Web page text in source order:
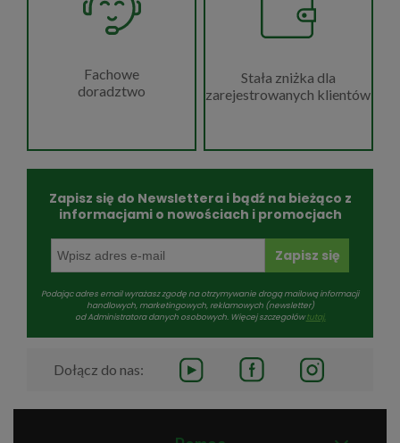
Fachowe
doradztwo
Stała zniżka dla
zarejestrowanych klientów
Zapisz się do Newslettera i bądź na bieżąco z
informacjami o nowościach i promocjach
Zapisz się
Podając adres email wyrażasz zgodę na otrzymywanie drogą mailową informacji
handlowych, marketingowych, reklamowych (newsletter)
od Administratora danych osobowych. Więcej szczegołówtutaj.
Dołącz do nas: